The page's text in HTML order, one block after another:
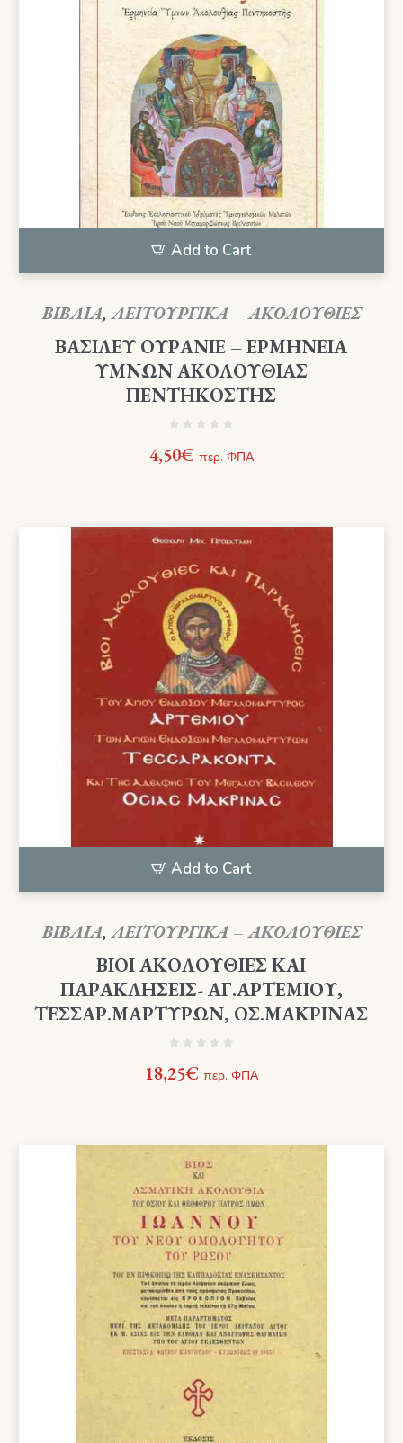
Add to Cart
ΒΙΒΛΙΑ,ΛΕΙΤΟΥΡΓΙΚΑ – ΑΚΟΛΟΥΘΙΕΣ
ΒΑΣΙΛΕΥ ΟΥΡΑΝΙΕ – ΕΡΜΗΝΕΙΑ
ΥΜΝΩΝ ΑΚΟΛΟΥΘΙΑΣ
ΠΕΝΤΗΚΟΣΤΗΣ
4,50€ περ. ΦΠΑ
Add to Cart
ΒΙΒΛΙΑ,ΛΕΙΤΟΥΡΓΙΚΑ – ΑΚΟΛΟΥΘΙΕΣ
ΒΙΟΙ ΑΚΟΛΟΥΘΙΕΣ ΚΑΙ
ΠΑΡΑΚΛΗΣΕΙΣ- ΑΓ.ΑΡΤΕΜΙΟΥ,
ΤΕΣΣΑΡ.ΜΑΡΤΥΡΩΝ, ΟΣ.ΜΑΚΡΙΝΑΣ
18,25€ περ. ΦΠΑ